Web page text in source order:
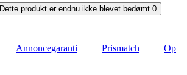
Dette produkt er endnu ikke blevet bedømt.0
Annoncegaranti Prismatch
Op